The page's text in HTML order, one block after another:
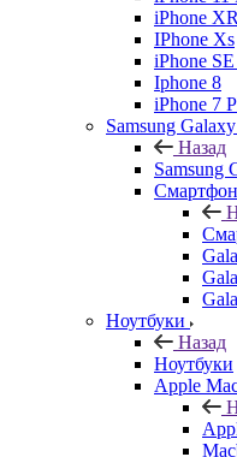
iPhone XR
IPhone Xs
iPhone
Iphone 8
iPhone 7
Samsung Galaxy
Назад
Samsung
Ноутбуки
Назад
Ноутбуки
Apple